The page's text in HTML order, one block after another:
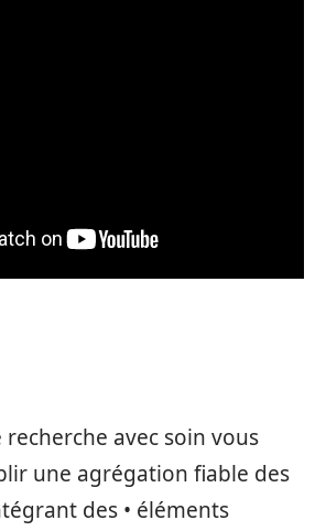
avec soin vous
une agrégation fiable des
des • éléments